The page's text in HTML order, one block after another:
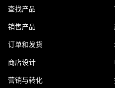
查找产品
销售产品
订单和发货
商店设计
营销与转化